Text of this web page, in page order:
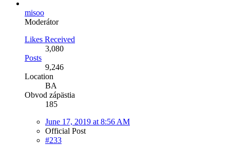
misoo
Moderátor
Likes Received
3,080
Posts
9,246
Location
BA
Obvod zápästia
185
June 17, 2019 at 8:56 AM
Official Post
#233